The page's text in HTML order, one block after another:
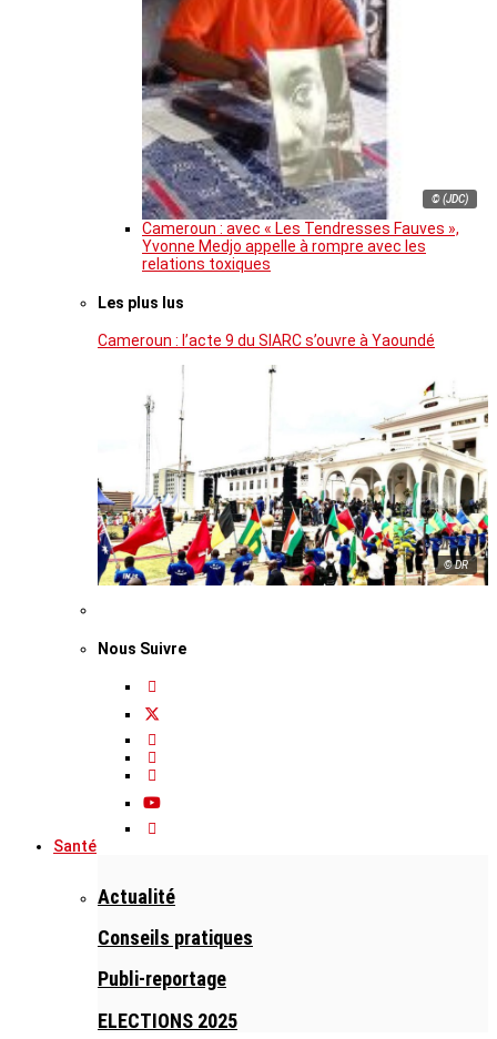
© (JDC)
Cameroun : avec « Les Tendresses Fauves »,
Yvonne Medjo appelle à rompre avec les
relations toxiques
Les plus lus
Cameroun : l’acte 9 du SIARC s’ouvre à Yaoundé
© DR
Nous Suivre
Santé
Actualité
Conseils pratiques
Publi-reportage
ELECTIONS 2025